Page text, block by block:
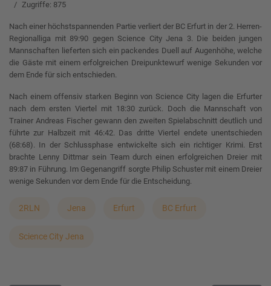
Zugriffe: 875
Nach einer höchstspannenden Partie verliert der BC Erfurt in der 2. Herren-
Regionalliga mit 89:90 gegen Science City Jena 3. Die beiden jungen
Mannschaften lieferten sich ein packendes Duell auf Augenhöhe, welche
die Gäste mit einem erfolgreichen Dreipunktewurf wenige Sekunden vor
dem Ende für sich entschieden.
Nach einem offensiv starken Beginn von Science City lagen die Erfurter
nach dem ersten Viertel mit 18:30 zurück. Doch die Mannschaft von
Trainer Andreas Fischer gewann den zweiten Spielabschnitt deutlich und
führte zur Halbzeit mit 46:42. Das dritte Viertel endete unentschieden
(68:68). In der Schlussphase entwickelte sich ein richtiger Krimi. Erst
brachte Lenny Dittmar sein Team durch einen erfolgreichen Dreier mit
89:87 in Führung. Im Gegenangriff sorgte Philip Schuster mit einem Dreier
wenige Sekunden vor dem Ende für die Entscheidung.
2RLN Jena Erfurt BC Erfurt
Science City Jena